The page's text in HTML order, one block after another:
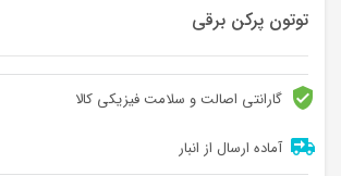
توتون پرکن برقی
گارانتی اصالت و سلامت فیزیکی کالا
آماده ارسال از انبار